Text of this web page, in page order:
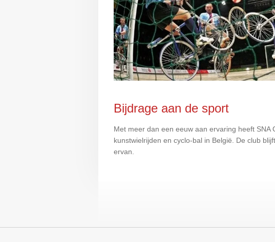
Bijdrage aan de sport
Met meer dan een eeuw aan ervaring heeft
kunstwielrijden en cyclo-bal in België.
De club
ervan.